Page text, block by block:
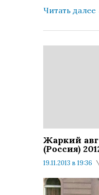
Читать далее
Жаркий
(Россия)
19.11.2013 в 19:36